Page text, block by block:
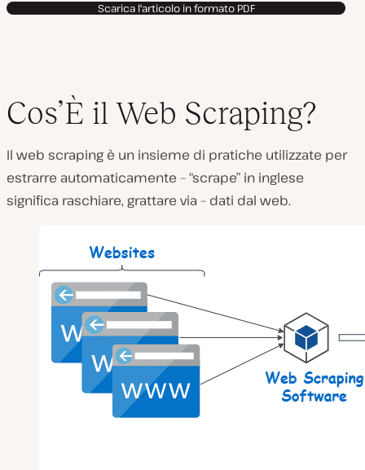
Scarica l'articolo in formato PDF
Cos’È il Web Scraping?
Il web scraping è un insieme di pratiche utilizzate per
estrarre automaticamente – “scrape” in inglese
significa raschiare, grattare via – dati dal web.